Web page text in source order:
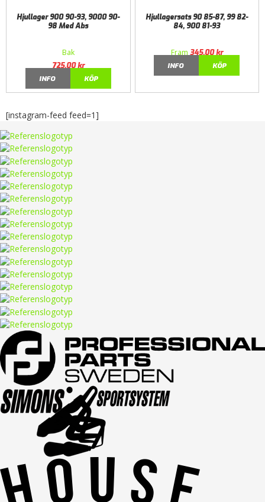
Hjullager 900 90-93, 9000 90-
98 Med Abs
Bak
725,00kr
INFO
KÖP
Hjullagersats 90 85-87, 99 82-
84, 900 81-93
Fram 345,00kr
INFO
KÖP
[instagram-feed feed=1]